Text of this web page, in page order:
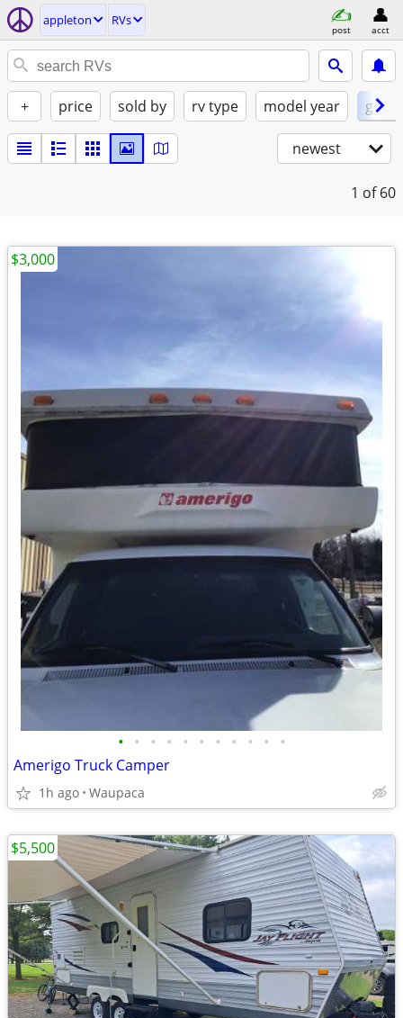
appleton RVs
post acct
+ price sold by rv type model year good
newest
1 of 60
• • • • • • • • • • •
Amerigo Truck Camper
1h ago Waupaca
$3,000
$5,500